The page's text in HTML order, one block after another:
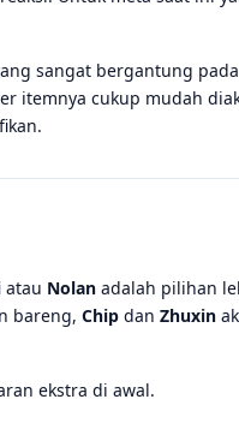
sangat bergantung
itemnya cukup mudah
atau Nolan adalah pilihan
bareng, Chip dan Zhuxin
ekstra di awal.